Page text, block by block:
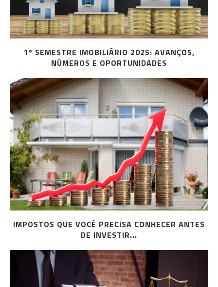
1º SEMESTRE IMOBILIÁRIO 2025: AVANÇOS,
NÚMEROS E OPORTUNIDADES
IMPOSTOS QUE VOCÊ PRECISA CONHECER ANTES
DE INVESTIR...